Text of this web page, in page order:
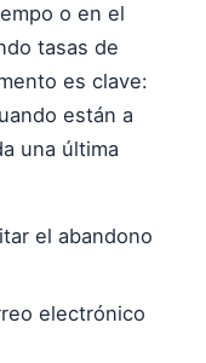
o en el
tasas de
es clave:
están a
una última
el abandono
electrónico